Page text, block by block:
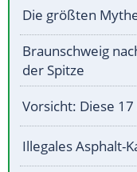
Die größten
Braunschweig
der Spitze
Vorsicht: Diese
Illegales Asphalt-